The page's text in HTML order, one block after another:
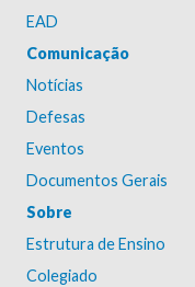
EAD
Comunicação
Notícias
Defesas
Eventos
Documentos Gerais
Sobre
Estrutura de Ensino
Colegiado